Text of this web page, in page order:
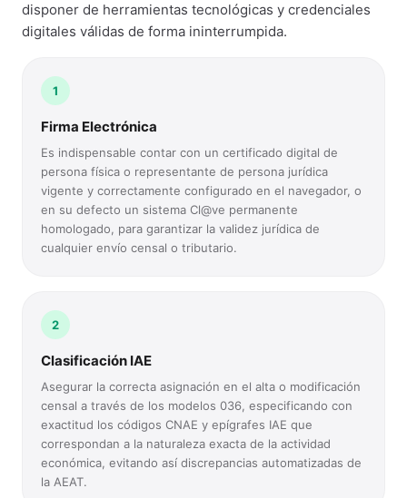
disponer de herramientas tecnológicas y credenciales
digitales válidas de forma ininterrumpida.
1
Firma Electrónica
Es indispensable contar con un certificado digital de
persona física o representante de persona jurídica
vigente y correctamente configurado en el navegador, o
en su defecto un sistema Cl@ve permanente
homologado, para garantizar la validez jurídica de
cualquier envío censal o tributario.
2
Clasificación IAE
Asegurar la correcta asignación en el alta o modificación
censal a través de los modelos 036, especificando con
exactitud los códigos CNAE y epígrafes IAE que
correspondan a la naturaleza exacta de la actividad
económica, evitando así discrepancias automatizadas de
la AEAT.